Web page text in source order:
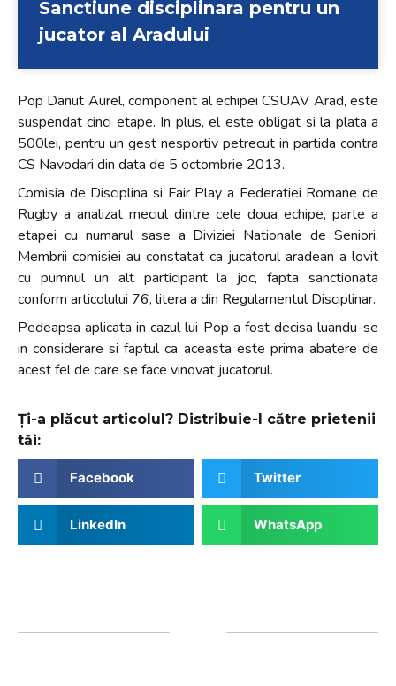
activates
the
screen
reader
help
you
navigate
and
interact
the
content.
Sanctiune disciplinara pentru un
jucator al Aradului
Pop Danut Aurel, component al echipei CSUAV Arad, este
suspendat cinci etape. In plus, el este obligat si la plata a
500lei, pentru un gest nesportiv petrecut in partida contra
CS Navodari din data de 5 octombrie 2013.
Comisia de Disciplina si Fair Play a Federatiei Romane de
Rugby a analizat meciul dintre cele doua echipe, parte a
etapei cu numarul sase a Diviziei Nationale de Seniori.
Membrii comisiei au constatat ca jucatorul aradean a lovit
cu pumnul un alt participant la joc, fapta sanctionata
conform articolului 76, litera a din Regulamentul Disciplinar.
Pedeapsa aplicata in cazul lui Pop a fost decisa luandu-se
in considerare si faptul ca aceasta este prima abatere de
acest fel de care se face vinovat jucatorul.
Ți-a plăcut articolul? Distribuie-l către prietenii
tăi:
Facebook Twitter
LinkedIn WhatsApp